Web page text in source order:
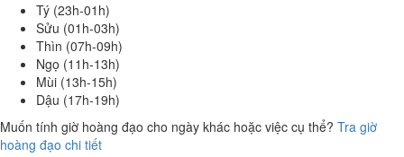
Tý (23h-01h)
Sửu (01h-03h)
Thìn (07h-09h)
Ngọ (11h-13h)
Mùi (13h-15h)
Dậu (17h-19h)
Muốn tính giờ hoàng đạo cho ngày khác hoặc việc cụ thể? Tra giờ
hoàng đạo chi tiết